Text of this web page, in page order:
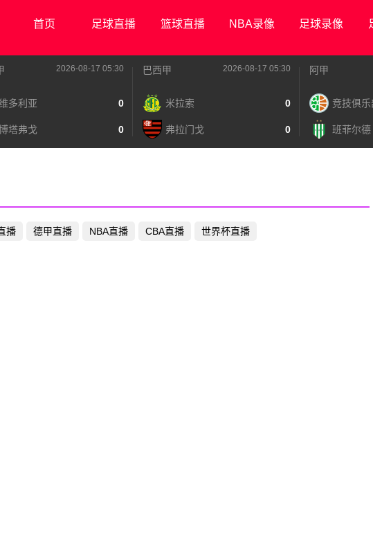
首页 足球直播 篮球直播 NBA录像 足球录像
2026-08-17 05:30
多利亚 0
塔弗戈 0
巴西甲 2026-08-17 05:30
米拉索 0
弗拉门戈 0
阿甲
竞技俱乐
班菲尔德
播 德甲直播 NBA直播 CBA直播 世界杯直播